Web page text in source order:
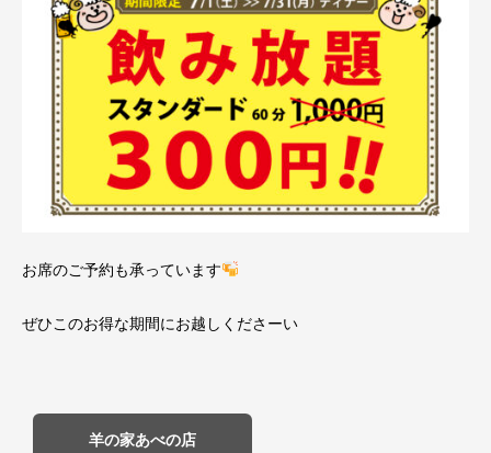
お席のご予約も承っています
ぜひこのお得な期間にお越しくださーい
羊の家あべの店